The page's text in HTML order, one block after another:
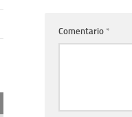
Comentario *